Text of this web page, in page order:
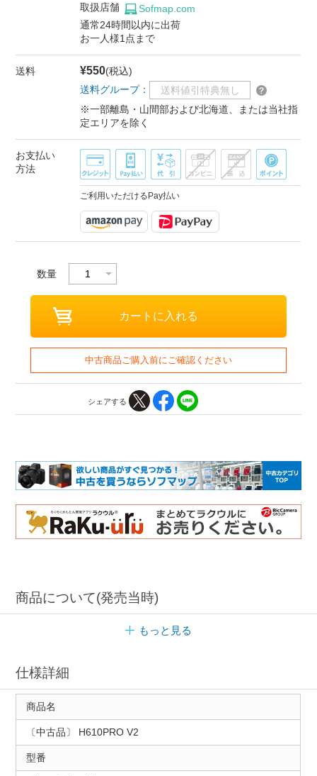
取扱店舗
Sofmap.com
通常24時間以内に出荷
お一人様1点まで
送料 ¥550(税込)
送料グループ：
送料値引特典無し
※一部離島・山間部および北海道、または当社指
定エリアを除く
お支払い
方法
ご利用いただけるPay払い
数量
中古商品ご購入前にご確認ください
シェアする
商品について(発売当時)
もっと見る
仕様詳細
商品名
〔中古品〕 H610PRO V2
型番